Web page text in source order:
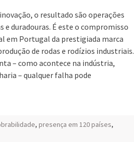
o resultado são operações
duradouras. É este o compromisso
em Portugal da prestigiada marca
de rodas e rodízios industriais.
– como acontece na indústria,
– qualquer falha pode
, presença em 120 países,